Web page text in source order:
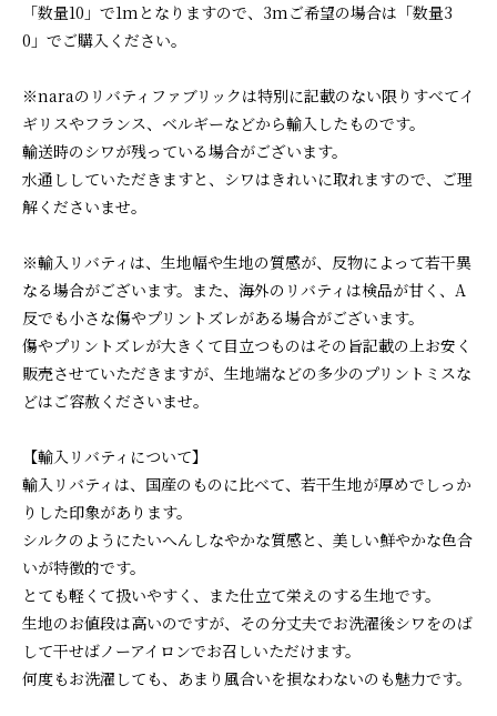
「数量10」で1mとなりますので、3mご希望の場合は「数量3
0」でご購入ください。
※naraのリバティファブリックは特別に記載のない限りすべてイ
ギリスやフランス、ベルギーなどから輸入したものです。
輸送時のシワが残っている場合がございます。
水通ししていただきますと、シワはきれいに取れますので、ご理
解くださいませ。
※輸入リバティは、生地幅や生地の質感が、反物によって若干異
なる場合がございます。また、海外のリバティは検品が甘く、A
反でも小さな傷やプリントズレがある場合がございます。
傷やプリントズレが大きくて目立つものはその旨記載の上お安く
販売させていただきますが、生地端などの多少のプリントミスな
どはご容赦くださいませ。
【輸入リバティについて】
輸入リバティは、国産のものに比べて、若干生地が厚めでしっか
りした印象があります。
シルクのようにたいへんしなやかな質感と、美しい鮮やかな色合
いが特徴的です。
とても軽くて扱いやすく、また仕立て栄えのする生地です。
生地のお値段は高いのですが、その分丈夫でお洗濯後シワをのば
して干せばノーアイロンでお召しいただけます。
何度もお洗濯しても、あまり風合いを損なわないのも魅力です。